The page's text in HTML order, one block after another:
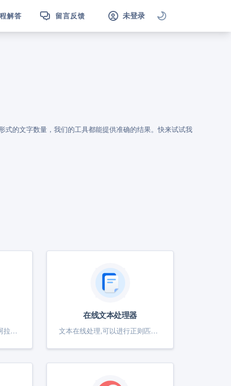
解答 留言反馈 未登录
的文字数量，我们的工具都能提供准确的结果。快来试试我
人民币大写转换器(在线将阿拉伯数字转换成中文大写、人民币大写转换工具),输入小写数字金额显示中文大写金额。"
在线文本处理器
文本在线处理,可以进行正则匹配,正则替换,文本去空格,文本去空行,文本行头行尾添加字符等相关文本操作